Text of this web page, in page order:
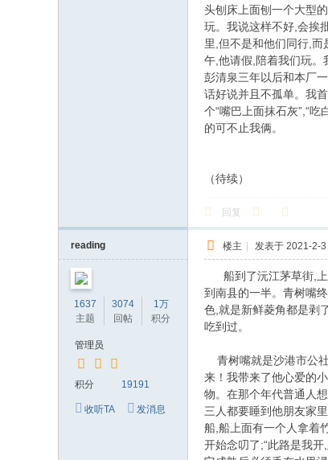
头刨床上面刨一个大型
玩。我说这样不好,会挨
里,但不是和他们同行,而
午,他请假,陪着我们玩。
彭清泉三年以后和本厂
话好说并且不孤单。我
个“嘴巴上面抹石灰”,“
的可不止我俩。
（待续）
回复
reading
1637
主题
3074
回帖
1万
积分
管理员
积分 19191
收听TA 发消息
楼主 | 发表于 2021-2-
船到了沅江茅草街,上
到南县的一半。青树嘴
色,就是新鲜菱角都是剥
吃到过。
青树嘴就是沙港市公
来！我带来了他心爱的
物。在那个年代普通人
三人都要睡到他朋友家
船,船上面有一个人拿着
开始念叨了;“此路是我